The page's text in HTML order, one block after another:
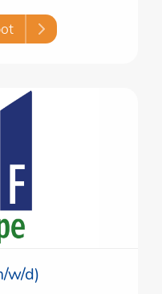
w/d)